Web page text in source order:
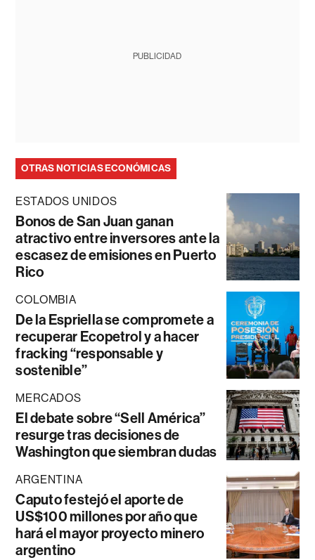
PUBLICIDAD
OTRAS NOTICIAS ECONÓMICAS
ESTADOS UNIDOS
Bonos de San Juan ganan
atractivo entre inversores ante la
escasez de emisiones en Puerto
Rico
COLOMBIA
De la Espriella se compromete a
recuperar Ecopetrol y a hacer
fracking “responsable y
sostenible”
MERCADOS
El debate sobre “Sell América”
resurge tras decisiones de
Washington que siembran dudas
ARGENTINA
Caputo festejó el aporte de
US$100 millones por año que
hará el mayor proyecto minero
argentino